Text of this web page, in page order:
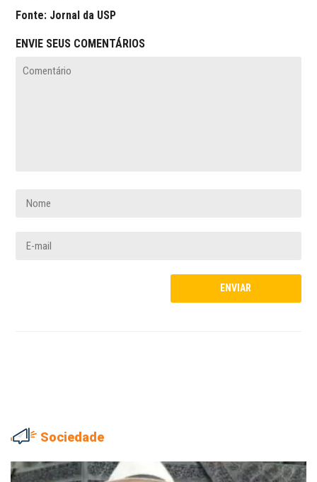
Fonte: Jornal da USP
ENVIE SEUS COMENTÁRIOS
Sociedade